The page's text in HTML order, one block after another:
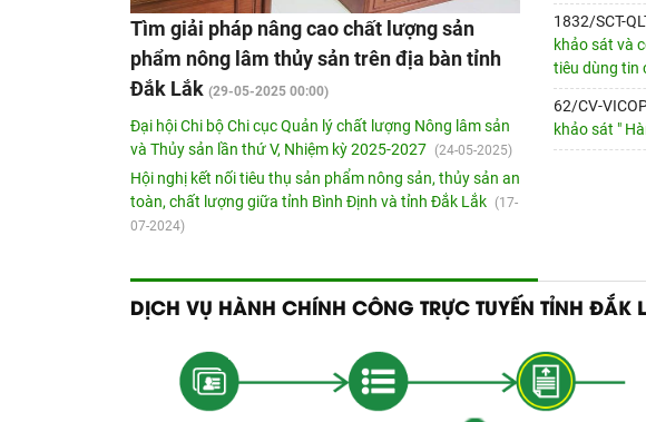
Tìm giải pháp nâng cao chất lượng sản
phẩm nông lâm thủy sản trên địa bàn tỉnh
Đắk Lắk (29-05-2025 00:00)
Đại hội Chi bộ Chi cục Quản lý chất lượng Nông lâm sản
và Thủy sản lần thứ V, Nhiệm kỳ 2025-2027 (24-05-2025)
Hội nghị kết nối tiêu thụ sản phẩm nông sản, thủy sản an
toàn, chất lượng giữa tỉnh Bình Định và tỉnh Đắk Lắk (17-
07-2024)
1832/SCT-
khảo sát và
tiêu dùng tin
62/CV-
khảo sát "
DỊCH VỤ HÀNH CHÍNH CÔNG TRỰC TUYẾN TỈNH ĐẮK